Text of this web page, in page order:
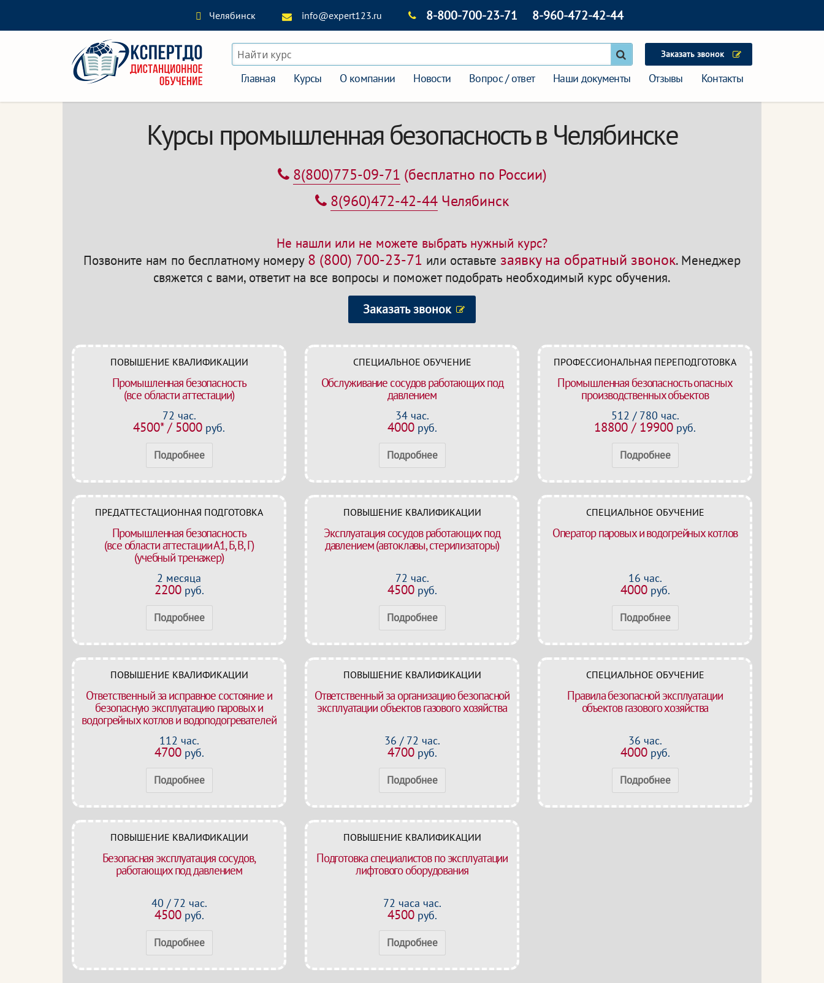
Челябинск info@expert123.ru 8-800-700-23-71 8-960-472-42-44
Найти курс Заказать звонок
Главная Курсы О компании Новости Вопрос / ответ Наши документы Отзывы Контакты
Курсы промышленная безопасность в Челябинске
8(800)775-09-71 (бесплатно по России)
8(960)472-42-44 Челябинск
Не нашли или не можете выбрать нужный курс?
Позвоните нам по бесплатному номеру 8 (800) 700-23-71 или оставьте заявку на обратный звонок.Менеджер
свяжется с вами, ответит на все вопросы и поможет подобрать необходимый курс обучения.
Заказать звонок
ПОВЫШЕНИЕ КВАЛИФИКАЦИИ
Промышленная безопасность
(все области аттестации)
72 час.
4500* / 5000 руб.
Подробнее
СПЕЦИАЛЬНОЕ ОБУЧЕНИЕ
Обслуживание сосудов работающих под
давлением
34 час.
4000руб.
Подробнее
ПРОФЕССИОНАЛЬНАЯ ПЕРЕПОДГОТОВКА
Промышленная безопасность опасных
производственных объектов
512 / 780 час.
18800 / 19900 руб.
Подробнее
ПРЕДАТТЕСТАЦИОННАЯ ПОДГОТОВКА
Промышленная безопасность
(все области аттестации А1, Б, В, Г)
(учебный тренажер)
2 месяца
2200руб.
Подробнее
ПОВЫШЕНИЕ КВАЛИФИКАЦИИ
Эксплуатация сосудов работающих под
давлением (автоклавы, стерилизаторы)
72 час.
4500руб.
Подробнее
СПЕЦИАЛЬНОЕ ОБУЧЕНИЕ
Оператор паровых и водогрейных котлов
16 час.
4000руб.
Подробнее
ПОВЫШЕНИЕ КВАЛИФИКАЦИИ
Ответственный за исправное состояние и
безопасную эксплуатацию паровых и
водогрейных котлов и водоподогревателей
112 час.
4700руб.
Подробнее
ПОВЫШЕНИЕ КВАЛИФИКАЦИИ
Ответственный за организацию безопасной
эксплуатации объектов газового хозяйства
36 / 72 час.
4700руб.
Подробнее
СПЕЦИАЛЬНОЕ ОБУЧЕНИЕ
Правила безопасной эксплуатации
объектов газового хозяйства
36 час.
4000руб.
Подробнее
ПОВЫШЕНИЕ КВАЛИФИКАЦИИ
Безопасная эксплуатация сосудов,
работающих под давлением
40 / 72 час.
4500руб.
Подробнее
ПОВЫШЕНИЕ КВАЛИФИКАЦИИ
Подготовка специалистов по эксплуатации
лифтового оборудования
72 часа час.
4500руб.
Подробнее